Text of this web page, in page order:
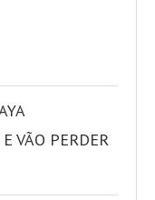
VÃO PERDER